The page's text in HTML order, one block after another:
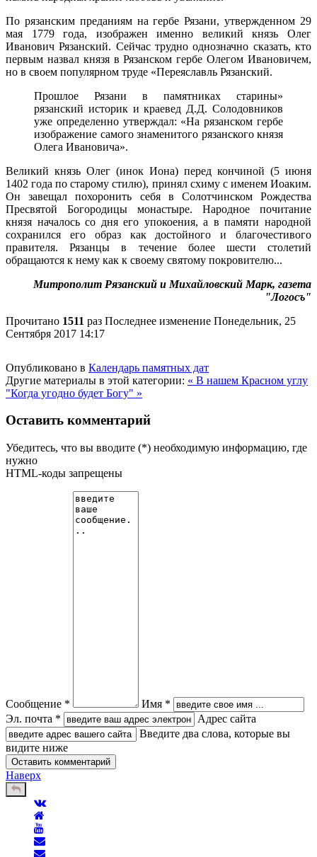
По рязанским преданиям на гербе Рязани, утвержденном 29
мая 1779 года, изображен именно великий князь Олег
Иванович Рязанский. Сейчас трудно однозначно сказать, кто
первым назвал князя в Рязанском гербе Олегом Ивановичем,
но в своем популярном труде «Переяславль Рязанский.
Прошлое Рязани в памятниках старины»
рязанский историк и краевед Д.Д. Солодовников
уже определенно утверждал: «На рязанском гербе
изображение самого знаменитого рязанского князя
Олега Ивановича».
Великий князь Олег (инок Иона) перед кончиной (5 июня
1402 года по старому стилю), принял схиму с именем Иоаким.
Он завещал похоронить себя в Солотчинском Рождества
Пресвятой Богородицы монастыре. Народное почитание
князя началось со дня его упокоения, а в памяти народной
сохранился его образ как достойного и благочестивого
правителя. Рязанцы в течение более шести столетий
обращаются к нему как к своему святому покровителю...
Митрополит Рязанский и Михайловский Марк, газета
"Логосъ"
Прочитано 1511 раз Последнее изменение Понедельник, 25
Сентября 2017 14:17
Опубликовано в Календарь памятных дат
Другие материалы в этой категории: « В нашем Красном углу
"Когда угодно будет Богу" »
Оставить комментарий
Убедитесь, что вы вводите (*) необходимую информацию, где
нужно
HTML-коды запрещены
Сообщение *
Имя *
Эл. почта *
Адрес сайта
Введите два слова, которые вы
видите ниже
Наверх